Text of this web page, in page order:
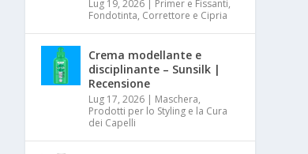
Lug 19, 2026 | Primer e Fissanti,
Fondotinta, Correttore e Cipria
Crema modellante e
disciplinante – Sunsilk |
Recensione
Lug 17, 2026 | Maschera,
Prodotti per lo Styling e la Cura
dei Capelli